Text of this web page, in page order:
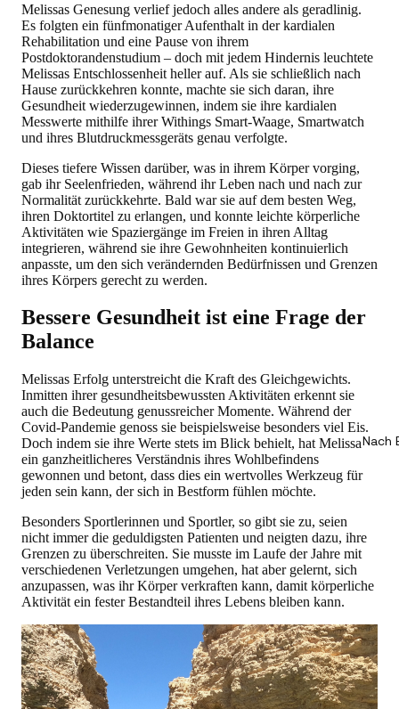
Nach
Melissas Genesung verlief jedoch alles andere als geradlinig.
Es folgten ein fünfmonatiger Aufenthalt in der kardialen
Rehabilitation und eine Pause von ihrem
Postdoktorandenstudium – doch mit jedem Hindernis leuchtete
Melissas Entschlossenheit heller auf. Als sie schließlich nach
Hause zurückkehren konnte, machte sie sich daran, ihre
Gesundheit wiederzugewinnen, indem sie ihre kardialen
Messwerte mithilfe ihrer Withings Smart-Waage, Smartwatch
und ihres Blutdruckmessgeräts genau verfolgte.
Dieses tiefere Wissen darüber, was in ihrem Körper vorging,
gab ihr Seelenfrieden, während ihr Leben nach und nach zur
Normalität zurückkehrte. Bald war sie auf dem besten Weg,
ihren Doktortitel zu erlangen, und konnte leichte körperliche
Aktivitäten wie Spaziergänge im Freien in ihren Alltag
integrieren, während sie ihre Gewohnheiten kontinuierlich
anpasste, um den sich verändernden Bedürfnissen und Grenzen
ihres Körpers gerecht zu werden.
Bessere Gesundheit ist eine Frage der
Balance
Melissas Erfolg unterstreicht die Kraft des Gleichgewichts.
Inmitten ihrer gesundheitsbewussten Aktivitäten erkennt sie
auch die Bedeutung genussreicher Momente. Während der
Covid-Pandemie genoss sie beispielsweise besonders viel Eis.
Doch indem sie ihre Werte stets im Blick behielt, hat Melissa
ein ganzheitlicheres Verständnis ihres Wohlbefindens
gewonnen und betont, dass dies ein wertvolles Werkzeug für
jeden sein kann, der sich in Bestform fühlen möchte.
Besonders Sportlerinnen und Sportler, so gibt sie zu, seien
nicht immer die geduldigsten Patienten und neigten dazu, ihre
Grenzen zu überschreiten. Sie musste im Laufe der Jahre mit
verschiedenen Verletzungen umgehen, hat aber gelernt, sich
anzupassen, was ihr Körper verkraften kann, damit körperliche
Aktivität ein fester Bestandteil ihres Lebens bleiben kann.